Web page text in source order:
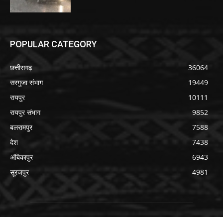
POPULAR CATEGORY
छत्तीसगढ़
36064
सरगुजा संभाग
19449
रायपुर
10111
रायपुर संभाग
9852
बलरामपुर
7588
देश
7438
अंबिकापुर
6943
सूरजपुर
4981